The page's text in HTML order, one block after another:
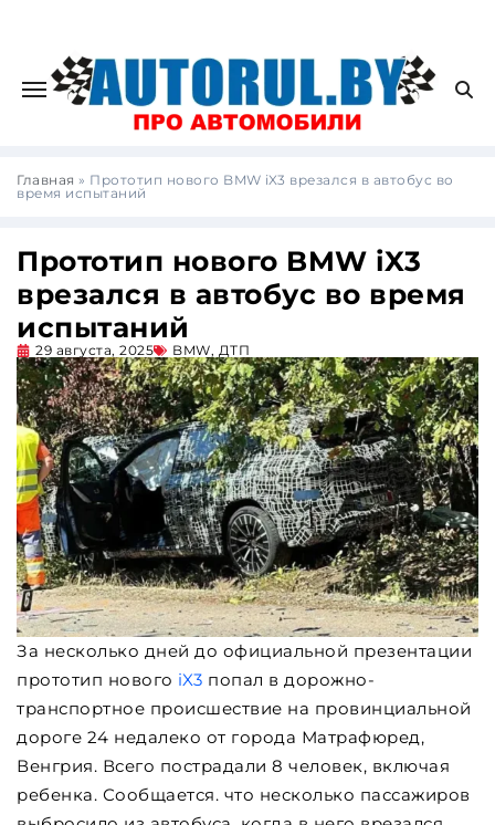
Главная » Прототип нового BMW iX3 врезался в автобус во
время испытаний
Прототип нового BMW iX3
врезался в автобус во время
испытаний
29 августа, 2025 BMW, ДТП
За несколько дней до официальной презентации
прототип нового iX3 попал в дорожно-
транспортное происшествие на провинциальной
дороге 24 недалеко от города Матрафюред,
Венгрия. Всего пострадали 8 человек, включая
ребенка. Сообщается. что несколько пассажиров